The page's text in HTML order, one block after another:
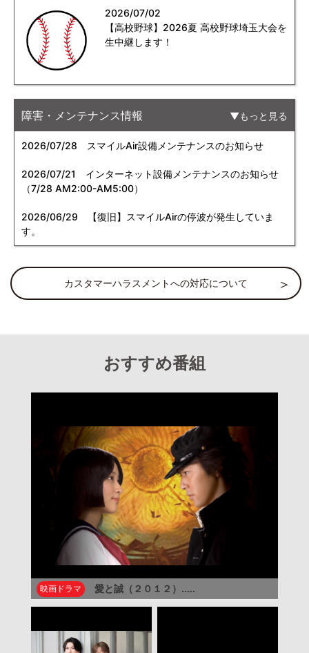
2026/07/02
【高校野球】2026夏 高校野球埼玉大会を
生中継します！
障害・メンテナンス情報 もっと見る
2026/07/28 スマイルAir設備メンテナンスのお知らせ
2026/07/21
インターネット設備メンテナンスのお知らせ
（7/28 AM2:00-AM5:00）
2026/06/29 【復旧】スマイルAirの停波が発生していま
す。
カスタマーハラスメントへの対応について
おすすめ番組